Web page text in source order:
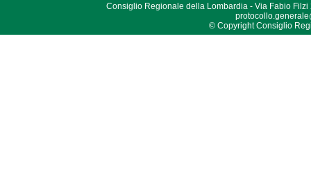
Consiglio Regionale della Lombardia - Via Fabio Filzi
© Copyright Consiglio